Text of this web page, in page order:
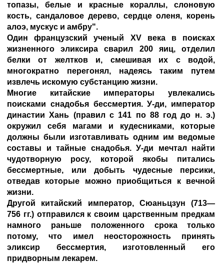
топазы, белые и красные кораллы, слоновую
кость, сандаловое дерево, сердце оленя, корень
алоэ, мускус и амбру".
Один французский ученый XV века в поисках
жизненного эликсира сварил 200 яиц, отделил
белки от желтков и, смешивая их с водой,
многократно перегонял, надеясь таким путем
извлечь искомую субстанцию жизни.
Многие китайские императоры увлекались
поисками снадобья бессмертия. У-ди, император
династии Хань (правил с 141 по 88 год до н. э.)
окружил себя магами и кудесниками, которые
должны были изготавливать одним им ведомые
составы и тайные снадобья. У-ди мечтал найти
чудотворную росу, которой якобы питались
бессмертные, или добыть чудесные персики,
отведав которые можно приобщиться к вечной
жизни.
Другой китайский император, Сюаньцзун (713—
756 гг.) отправился к своим царственным предкам
намного раньше положенного срока только
потому, что имел неосторожность принять
эликсир бессмертия, изготовленный его
придворным лекарем.